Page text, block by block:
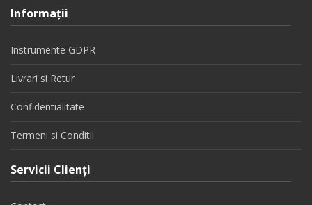
Informaţii
Instrumente GDPR
Livrari si Retur
Confidentialitate
Termeni si Conditii
Servicii Clienţi